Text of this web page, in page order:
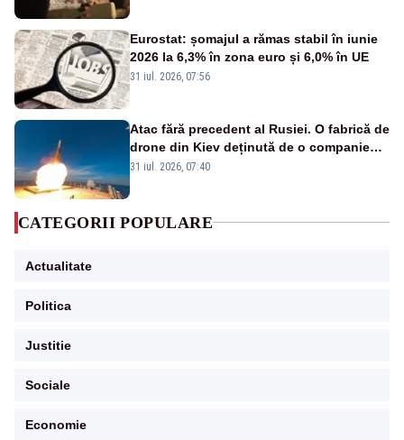
Eurostat: șomajul a rămas stabil în iunie
2026 la 6,3% în zona euro și 6,0% în UE
31 iul. 2026, 07:56
Atac fără precedent al Rusiei. O fabrică de
drone din Kiev deținută de o companie
americană, distrusă de o rachetă
31 iul. 2026, 07:40
CATEGORII POPULARE
Actualitate
Politica
Justitie
Sociale
Economie